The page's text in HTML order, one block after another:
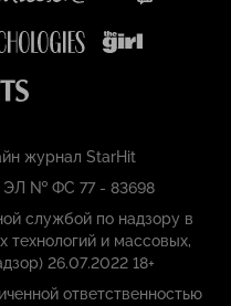
журнал StarHit
ЭЛ № ФС 77 - 83698
службой по надзору в
технологий и массовых,
26.07.2022 18+
ответственностью